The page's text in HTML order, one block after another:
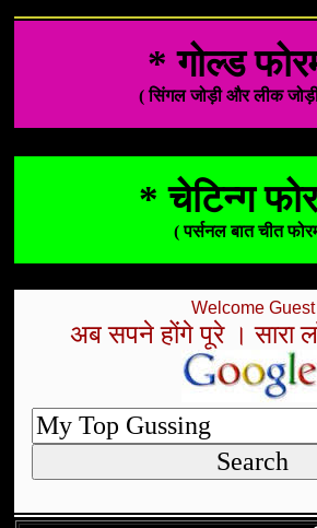
* गोल्ड
( सिंगल जोड़ी और लीक
* चेटिन्ग
( पर्सनल बात चीत
Welcome Guest
अब सपने होंगे पूरे । सारा